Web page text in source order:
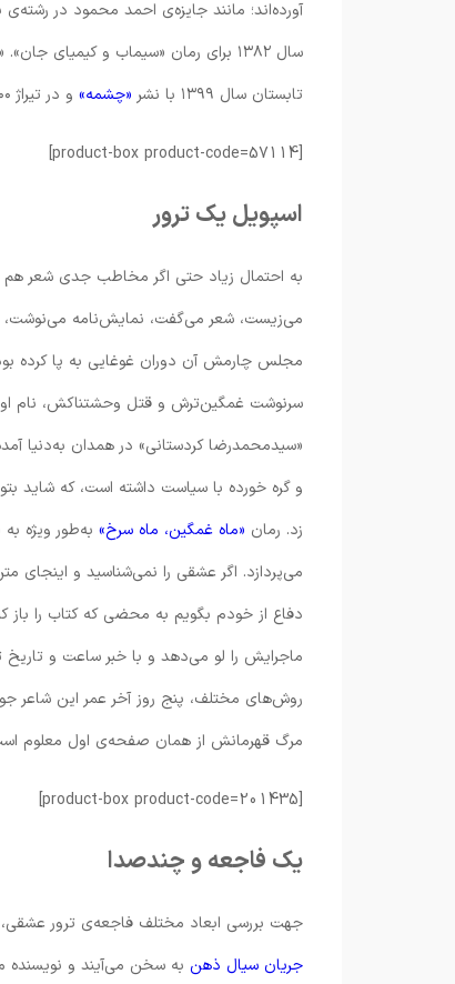
سال ۱۳۸۲ برای رمان «سیماب و
تابستان سال ۱۳۹۹ با نشر
«چشمه» و در تیراژ ۵۰۰ نسخه، منتشر و روانه‌ی بازار شده و تاکنون به چاپ سوم رسیده است.
[product-box product-code=57114]
اسپویل یک ترور
به احتمال زیاد حتی اگر مخاطب جدی شعر هم
می‌زیست، شعر می‌گفت، نمایش‌نامه می‌نوشت،
مجلس چارمش آن دوران غوغایی به پا کرده
سرنوشت غمگین‌ترش و قتل وحشتناکش، نام او
«سیدمحمدرضا کردستانی» در همدان به‌دنیا
و گره خورده با سیاست داشته است، که شاید
زد. رمان «ماه غمگین، ماه سرخ» به‌طور ویژه
می‌پردازد. اگر عشقی را نمی‌شناسید و اینجای
دفاع از خودم بگویم به محضی که کتاب را
روش‌های مختلف، پنج روز آخر عمر این شاعر
مرگ قهرمانش از همان صفحه‌ی اول معلوم
[product-box product-code=201435]
یک فاجعه و چندصدا
جهت بررسی ابعاد مختلف فاجعه‌ی ترور عشقی،
جریان سیال ذهن به سخن می‌آیند و نویسنده